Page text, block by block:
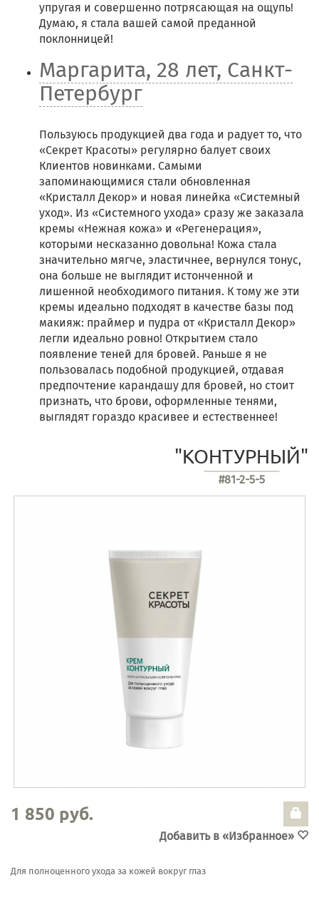
упругая и совершенно потрясающая на ощупь!
Думаю, я стала вашей самой преданной
поклонницей!
Маргарита, 28 лет, Санкт-
Петербург
Пользуюсь продукцией два года и радует то, что
«Секрет Красоты» регулярно балует своих
Клиентов новинками. Самыми
запоминающимися стали обновленная
«Кристалл Декор» и новая линейка «Системный
уход». Из «Системного ухода» сразу же заказала
кремы «Нежная кожа» и «Регенерация»,
которыми несказанно довольна! Кожа стала
значительно мягче, эластичнее, вернулся тонус,
она больше не выглядит истонченной и
лишенной необходимого питания. К тому же эти
кремы идеально подходят в качестве базы под
макияж: праймер и пудра от «Кристалл Декор»
легли идеально ровно! Открытием стало
появление теней для бровей. Раньше я не
пользовалась подобной продукцией, отдавая
предпочтение карандашу для бровей, но стоит
признать, что брови, оформленные тенями,
выглядят гораздо красивее и естественнее!
"КОНТУРНЫЙ"
#81-2-5-5
1 850 руб.
Добавить в «Избранное»
Для полноценного ухода за кожей вокруг глаз